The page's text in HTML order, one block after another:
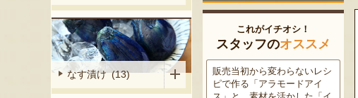
なす漬け (13)
これがイチオシ！
スタッフのオススメ
販売当初から変わらないレシ
ピで作る「アラモードアイ
この道50年の大ベテラン農家
が育てた美味しい新潟枝豆・